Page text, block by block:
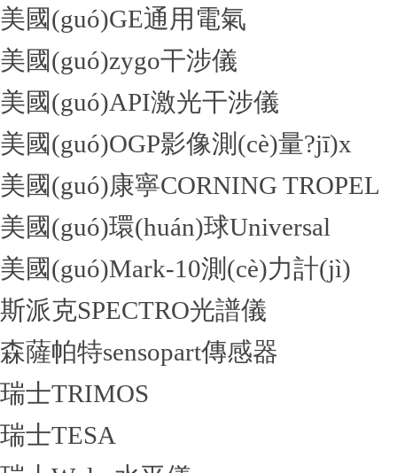
美國(guó)GE通用電氣
美國(guó)zygo干涉儀
美國(guó)API激光干涉儀
美國(guó)OGP影像測(cè)量?jī)x
美國(guó)康寧CORNING TROPEL
美國(guó)環(huán)球Universal
美國(guó)Mark-10測(cè)力計(jì)
斯派克SPECTRO光譜儀
森薩帕特sensopart傳感器
瑞士TRIMOS
瑞士TESA